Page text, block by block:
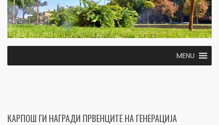
MENU
КАРПОШ ГИ НАГРАДИ ПРВЕНЦИТЕ НА ГЕНЕРАЦИЈА